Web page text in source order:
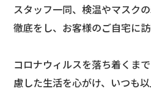
スタッフ一同、検温やマスク
徹底をし、お客様のご自宅に
コロナウィルスを落ち着くま
慮した生活を心がけ、いつも